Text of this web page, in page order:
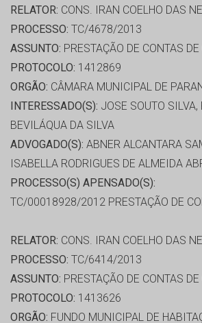
RELATOR: CONS. IRAN COELHO DAS
PROCESSO: TC/4678/2013
ASSUNTO: PRESTAÇÃO DE CONTAS
PROTOCOLO: 1412869
ORGÃO: CÂMARA MUNICIPAL DE
INTERESSADO(S): JOSE SOUTO SILVA,
BEVILÁQUA DA SILVA
ADVOGADO(S): ABNER ALCANTARA
ISABELLA RODRIGUES DE ALMEIDA
PROCESSO(S) APENSADO(S):
TC/00018928/2012 PRESTAÇÃO DE
RELATOR: CONS. IRAN COELHO DAS
PROCESSO: TC/6414/2013
ASSUNTO: PRESTAÇÃO DE CONTAS
PROTOCOLO: 1413626
ORGÃO: FUNDO MUNICIPAL DE